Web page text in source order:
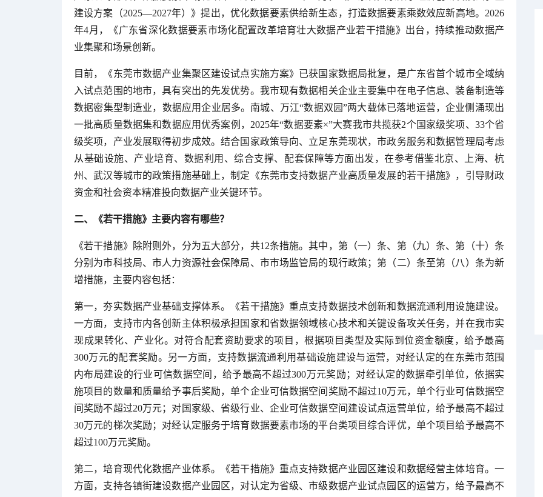
建设方案（2025—2027年）》提出，优化数据要素供给新生态，打造数据要素乘数效应新高地。2026
年4月，《广东省深化数据要素市场化配置改革培育壮大数据产业若干措施》出台，持续推动数据产
业集聚和场景创新。
目前，《东莞市数据产业集聚区建设试点实施方案》已获国家数据局批复，是广东省首个城市全域纳
入试点范围的地市，具有突出的先发优势。我市现有数据相关企业主要集中在电子信息、装备制造等
数据密集型制造业，数据应用企业居多。南城、万江“数据双园”两大载体已落地运营，企业侧涌现出
一批高质量数据集和数据应用优秀案例，2025年“数据要素×”大赛我市共揽获2个国家级奖项、33个省
级奖项，产业发展取得初步成效。结合国家政策导向、立足东莞现状，市政务服务和数据管理局考虑
从基础设施、产业培育、数据利用、综合支撑、配套保障等方面出发，在参考借鉴北京、上海、杭
州、武汉等城市的政策措施基础上，制定《东莞市支持数据产业高质量发展的若干措施》，引导财政
资金和社会资本精准投向数据产业关键环节。
二、《若干措施》主要内容有哪些？
《若干措施》除附则外，分为五大部分，共12条措施。其中，第（一）条、第（九）条、第（十）条
分别为市科技局、市人力资源社会保障局、市市场监管局的现行政策；第（二）条至第（八）条为新
增措施，主要内容包括：
第一，夯实数据产业基础支撑体系。《若干措施》重点支持数据技术创新和数据流通利用设施建设。
一方面，支持市内各创新主体积极承担国家和省数据领域核心技术和关键设备攻关任务，并在我市实
现成果转化、产业化。对符合配套资助要求的项目，根据项目类型及实际到位资金额度，给予最高
300万元的配套奖励。另一方面，支持数据流通利用基础设施建设与运营，对经认定的在东莞市范围
内布局建设的行业可信数据空间，给予最高不超过300万元奖励；对经认定的数据牵引单位，依据实
施项目的数量和质量给予事后奖励，单个企业可信数据空间奖励不超过10万元，单个行业可信数据空
间奖励不超过20万元；对国家级、省级行业、企业可信数据空间建设试点运营单位，给予最高不超过
30万元的梯次奖励；对经认定服务于培育数据要素市场的平台类项目综合评优，单个项目给予最高不
超过100万元奖励。
第二，培育现代化数据产业体系。《若干措施》重点支持数据产业园区建设和数据经营主体培育。一
方面，支持各镇街建设数据产业园区，对认定为省级、市级数据产业试点园区的运营方，给予最高不